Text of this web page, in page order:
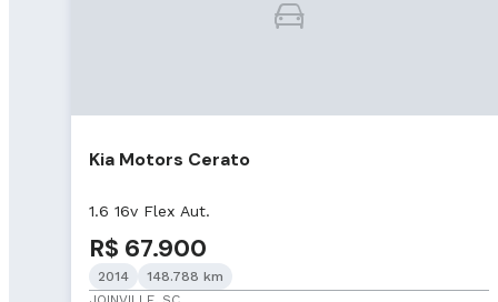
Kia Motors Cerato
1.6 16v Flex Aut.
R$ 67.900
2014
148.788 km